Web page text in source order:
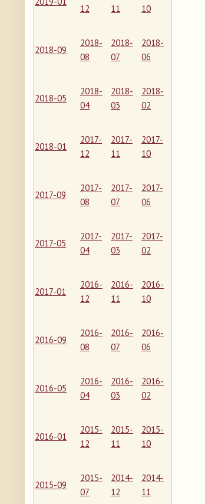
12
11
10
2018-09
2018-
08
2018-
07
2018-
06
2018-05
2018-
04
2018-
03
2018-
02
2018-01
2017-
12
2017-
11
2017-
10
2017-09
2017-
08
2017-
07
2017-
06
2017-05
2017-
04
2017-
03
2017-
02
2017-01
2016-
12
2016-
11
2016-
10
2016-09
2016-
08
2016-
07
2016-
06
2016-05
2016-
04
2016-
03
2016-
02
2016-01
2015-
12
2015-
11
2015-
10
2015-09
2015-
07
2014-
12
2014-
11